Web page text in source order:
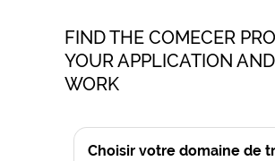
FIND THE COMECER
YOUR APPLICATION
WORK
Choisir votre domaine de